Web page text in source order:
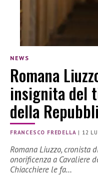
NEWS
Romana
insignita del
della
FRANCESCO FREDELLA | 12
Romana Liuzzo, cronista
onorificenza a Cavaliere
Chiacchiere le fa…